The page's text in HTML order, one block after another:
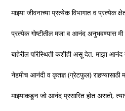
माझ्या जीवनाच्या प्रत्येक विभागात व
प्रत्येक गोष्टीतील मजा व आनंद अनुभवण्यास
बाहेरील परिस्थिती कशीही असू देत, माझा आनंद
नेहमीच आनंदी व कृतज्ञ (ग्रेटफुल) राहण्यासाठी
माझ्याकडून जो आनंद प्रसारित होत असतो,